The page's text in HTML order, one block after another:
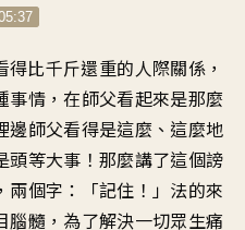
得比千斤還重的人際關係 ，
事情 ，在師父看起來是那麼
邊師父看得是這麼、這麼地
頭等大事 ！那麼講了這個謗
， 兩個字：「記住 ！」 法的來
腦髓 ， 為了解決一切眾生痛